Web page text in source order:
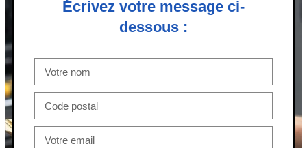
Écrivez votre message ci-
dessous :